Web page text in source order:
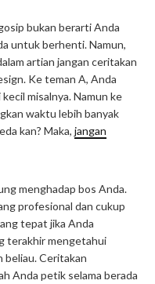
bukan berarti Anda
untuk berhenti. Namun,
artian jangan ceritakan
Ke teman A, Anda
misalnya. Namun ke
waktu lebih banyak
kan? Maka, jangan
menghadap bos Anda.
profesional dan cukup
tepat jika Anda
terakhir mengetahui
beliau. Ceritakan
Anda petik selama berada